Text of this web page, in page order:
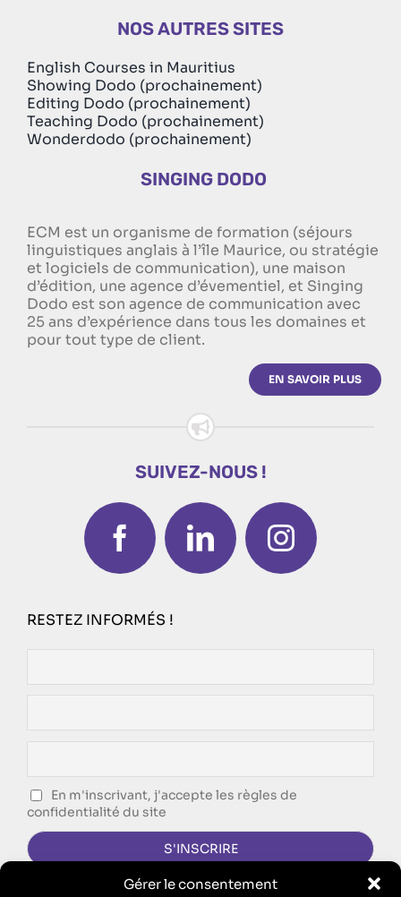
Gérer le consentement
NOS AUTRES SITES
English Courses in Mauritius
Showing Dodo (prochainement)
Editing Dodo (prochainement)
Teaching Dodo (prochainement)
Wonderdodo (prochainement)
SINGING DODO
ECM est un organisme de formation (séjours
linguistiques anglais à l’île Maurice, ou stratégie
et logiciels de communication), une maison
d’édition, une agence d’évementiel, et Singing
Dodo est son agence de communication avec
25 ans d’expérience dans tous les domaines et
pour tout type de client.
EN SAVOIR PLUS
SUIVEZ-NOUS !
RESTEZ INFORMÉS !
En m'inscrivant, j'accepte les règles de
confidentialité du site